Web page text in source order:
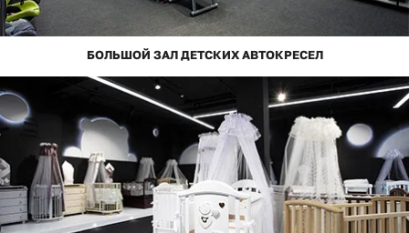
БОЛЬШОЙ ЗАЛ ДЕТСКИХ АВТОКРЕСЕЛ